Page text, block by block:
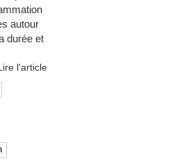
autour
durée et
l'article